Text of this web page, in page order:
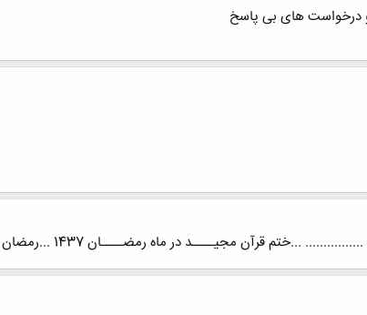
...ختم قرآن مجیــــد در ماه رمضــــان 1437 ...رمضان مبارک